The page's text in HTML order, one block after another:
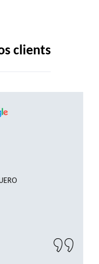
clients